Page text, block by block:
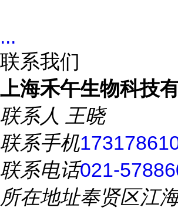
...
联系我们
上海禾午生物科技
联系人 王晓
联系手机
联系电话021-
所在地址奉贤区江